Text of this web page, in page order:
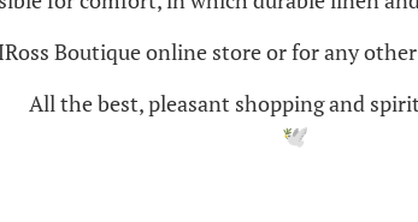
Boutique online store or for any
All the best, pleasant shopping and